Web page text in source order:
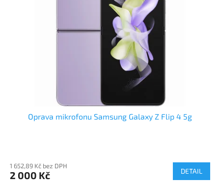
Oprava mikrofonu Samsung Galaxy Z Flip 4 5g
1 652,89 Kč bez DPH
2 000 Kč DETAIL